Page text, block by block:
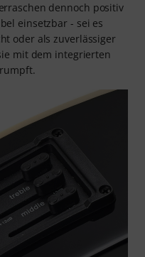
dennoch positiv
einsetzbar - sei es
oder als zuverlässiger
mit dem integrierten